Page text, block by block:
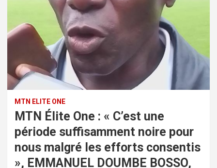
MTN ELITE ONE
MTN Élite One : « C’est une
période suffisamment noire pour
nous malgré les efforts consentis
», EMMANUEL DOUMBE BOSSO,